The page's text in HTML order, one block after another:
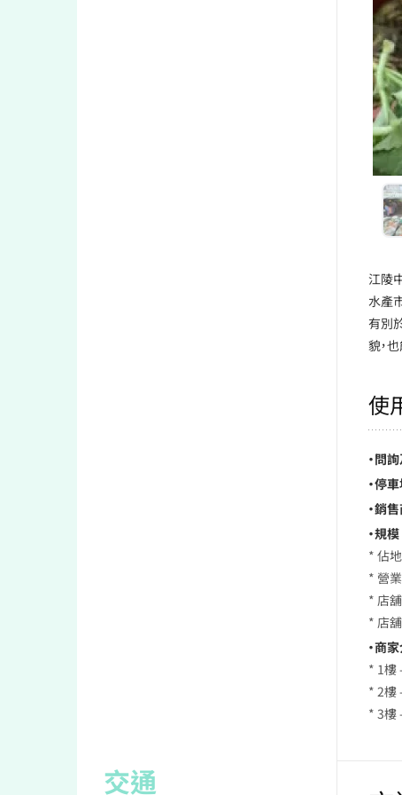
江陵
水產
有別
貌，
使
・問
・停
・銷
・規
* 佔
* 營
* 店
* 店
・商
* 1樓
* 2樓
* 3樓
交通